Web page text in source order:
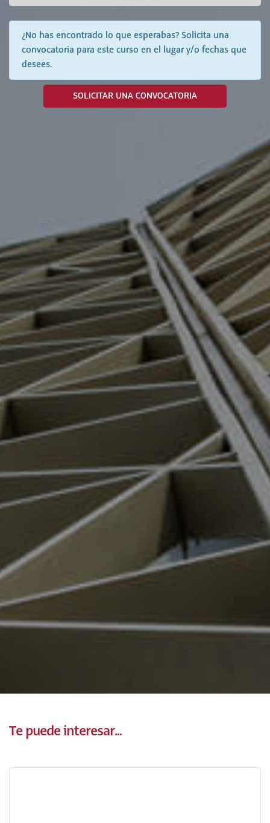
¿No has encontrado lo que esperabas? Solicita una
convocatoria para este curso en el lugar y/o fechas que
desees.
SOLICITAR UNA CONVOCATORIA
Te puede interesar...